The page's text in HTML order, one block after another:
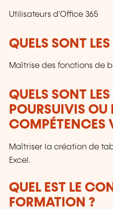
Utilisateurs d'Office 365
QUELS SONT
Maîtrise des fonctions de
QUELS SONT
POURSUIVIS OU
COMPÉTENCES
Maîtriser la création de
Excel.
QUEL EST LE
FORMATION ?